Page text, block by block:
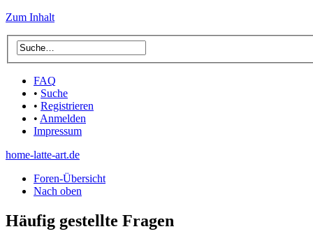
Zum Inhalt
FAQ
• Suche
• Registrieren
• Anmelden
Impressum
home-latte-art.de
Foren-Übersicht
Nach oben
Häufig gestellte Fragen